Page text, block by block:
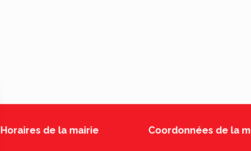
Horaires de la mairie Coordonnées de la